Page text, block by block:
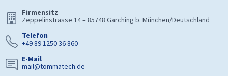
Firmensitz
Zeppelinstrasse 14 – 85748 Garching b. München/Deutschland
Telefon
+49 89 1250 36 860
E-Mail
mail@tommatech.de